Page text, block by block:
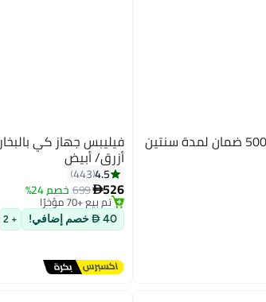
أزرق/ أبيض
4.5
443
526
699خصم 24%
#7 في الكوايات
توصيل مجاني
تم بيع +70 مؤخرًا
#7 في الكوايات
40  خصم إضافي! + 2